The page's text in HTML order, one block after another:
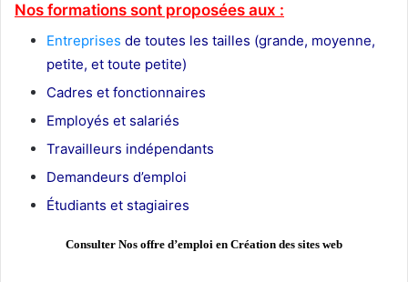
Nos formations sont proposées aux :
Entreprises de toutes les tailles (grande, moyenne,
petite, et toute petite)
Cadres et fonctionnaires
Employés et salariés
Travailleurs indépendants
Demandeurs d’emploi
Étudiants et stagiaires
Consulter Nos offre d’emploi en Création des sites web